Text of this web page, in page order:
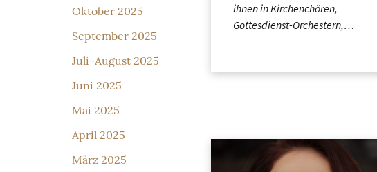
Oktober 2025
September 2025
Juli-August 2025
Juni 2025
Mai 2025
April 2025
März 2025
ihnen in Kirchenchören,
Gottesdienst-Orchestern,…